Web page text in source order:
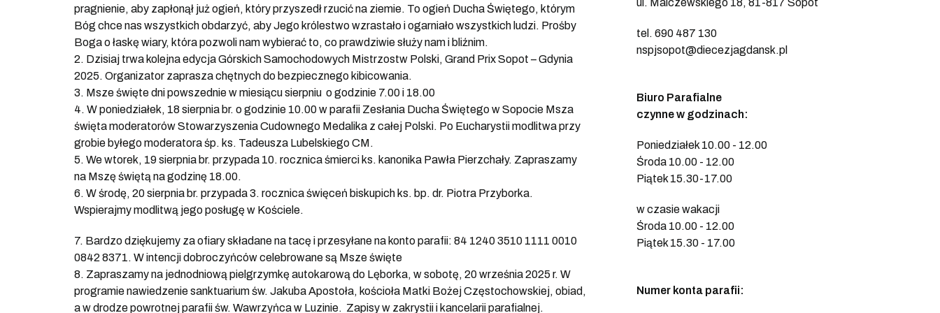
pragnienie, aby zapłonął już ogień, który przyszedł rzucić na ziemie. To ogień Ducha Świętego, którym
Bóg chce nas wszystkich obdarzyć, aby Jego królestwo wzrastało i ogarniało wszystkich ludzi. Prośby
Boga o łaskę wiary, która pozwoli nam wybierać to, co prawdziwie służy nam i bliźnim.
2. Dzisiaj trwa kolejna edycja Górskich Samochodowych Mistrzostw Polski, Grand Prix Sopot – Gdynia
2025. Organizator zaprasza chętnych do bezpiecznego kibicowania.
3. Msze święte dni powszednie w miesiącu sierpniu o godzinie 7.00 i 18.00
4. W poniedziałek, 18 sierpnia br. o godzinie 10.00 w parafii Zesłania Ducha Świętego w Sopocie Msza
święta moderatorów Stowarzyszenia Cudownego Medalika z całej Polski. Po Eucharystii modlitwa przy
grobie byłego moderatora śp. ks. Tadeusza Lubelskiego CM.
5. We wtorek, 19 sierpnia br. przypada 10. rocznica śmierci ks. kanonika Pawła Pierzchały. Zapraszamy
na Mszę świętą na godzinę 18.00.
6. W środę, 20 sierpnia br. przypada 3. rocznica święceń biskupich ks. bp. dr. Piotra Przyborka.
Wspierajmy modlitwą jego posługę w Kościele.
7. Bardzo dziękujemy za ofiary składane na tacę i przesyłane na konto parafii: 84 1240 3510 1111 0010
0842 8371. W intencji dobroczyńców celebrowane są Msze święte
8. Zapraszamy na jednodniową pielgrzymkę autokarową do Lęborka, w sobotę, 20 września 2025 r. W
programie nawiedzenie sanktuarium św. Jakuba Apostoła, kościoła Matki Bożej Częstochowskiej, obiad,
a w drodze powrotnej parafii św. Wawrzyńca w Luzinie. Zapisy w zakrystii i kancelarii parafialnej.
ul. Malczewskiego 18, 81-817 Sopot
tel. 690 487 130
nspjsopot@diecezjagdansk.pl
Biuro Parafialne
czynne w godzinach:
Poniedziałek 10.00 - 12.00
Środa 10.00 - 12.00
Piątek 15.30-17.00
w czasie wakacji
Środa 10.00 - 12.00
Piątek 15.30 - 17.00
Numer konta parafii: